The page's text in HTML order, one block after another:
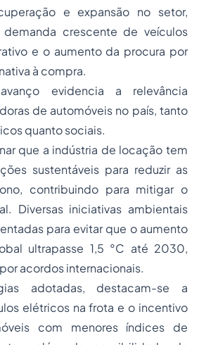
e expansão no setor,
crescente de veículos
e o aumento da procura por
à compra.
evidencia a relevância
de automóveis no país, tanto
quanto sociais.
que a indústria de locação tem
sustentáveis para reduzir as
contribuindo para mitigar o
Diversas iniciativas ambientais
para evitar que o aumento
ultrapasse 1,5 °C até 2030,
acordos internacionais.
adotadas, destacam-se a
elétricos na frota e o incentivo
com menores índices de